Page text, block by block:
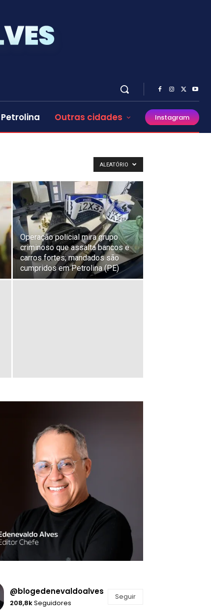
Petrolina Outras cidades Instagram
ALEATÓRIO
Operação policial mira grupo
criminoso que assalta bancos e
carros fortes; mandados são
cumpridos em Petrolina (PE)
@blogedenevaldoalves
208,8kSeguidores
Seguir